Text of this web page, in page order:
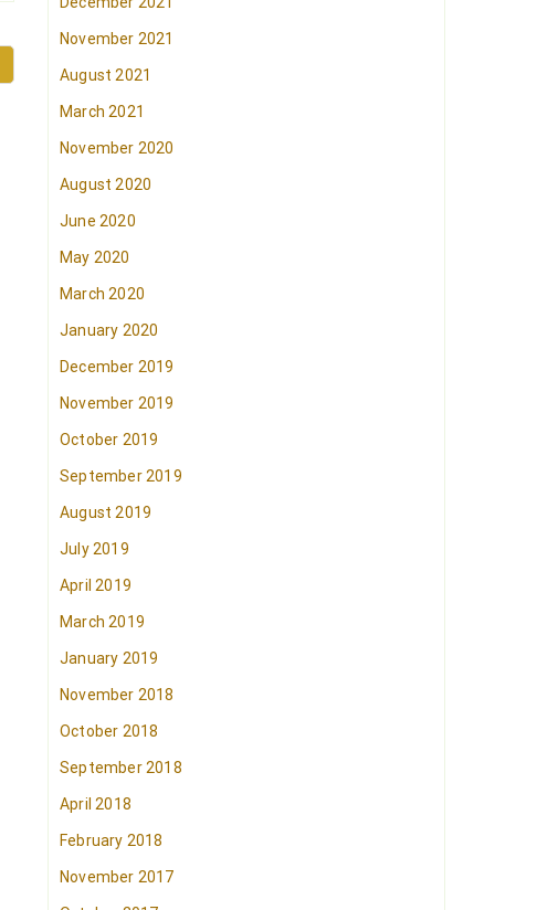
November 2021
August 2021
March 2021
November 2020
August 2020
June 2020
May 2020
March 2020
January 2020
December 2019
November 2019
October 2019
September 2019
August 2019
July 2019
April 2019
March 2019
January 2019
November 2018
October 2018
September 2018
April 2018
February 2018
November 2017